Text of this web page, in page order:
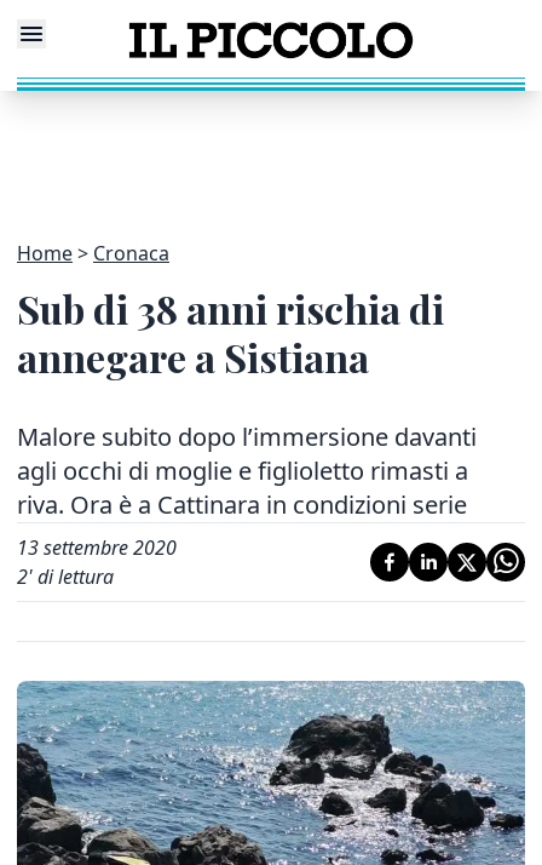
Home Cronaca
Sub di 38 anni rischia di
annegare a Sistiana
Malore subito dopo l’immersione davanti
agli occhi di moglie e figlioletto rimasti a
riva. Ora è a Cattinara in condizioni serie
13 settembre 2020
2' di lettura